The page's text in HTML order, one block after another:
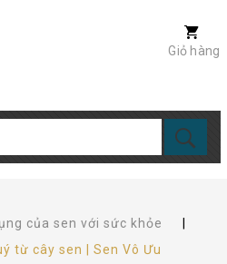
Giỏ hàng
của sen với sức khỏe
từ cây sen | Sen Vô Ưu